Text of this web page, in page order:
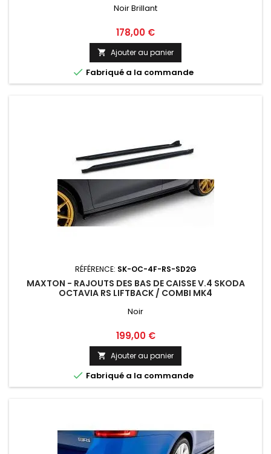
Noir Brillant
Prix
178,00 €
 Ajouter au panier
 Fabriqué a la commande
RÉFÉRENCE: SK-OC-4F-RS-SD2G
MAXTON - RAJOUTS DES BAS DE CAISSE V.4 SKODA
OCTAVIA RS LIFTBACK / COMBI MK4
Noir
Prix
199,00 €
 Ajouter au panier
 Fabriqué a la commande